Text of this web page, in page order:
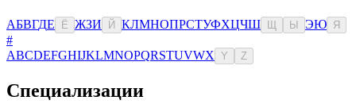
АБВГДЕ Ё ЖЗИ Й КЛМНОПРСТУФХЦЧШ Ы ЭЮ Я
#
ABCDEFGHIJKLMNOPQRSTUVWX Y Z
Специализации